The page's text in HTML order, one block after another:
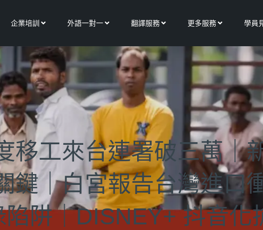
關於我們
企業培訓 Open 企業培訓
外語一對一Open 外語一對一
翻譯服務Open 翻譯服務
更多服務Open 更多
學員
移工來台連署破三萬｜
鍵｜白宮報告台灣進口
阱｜DISNEY+ 抖音化